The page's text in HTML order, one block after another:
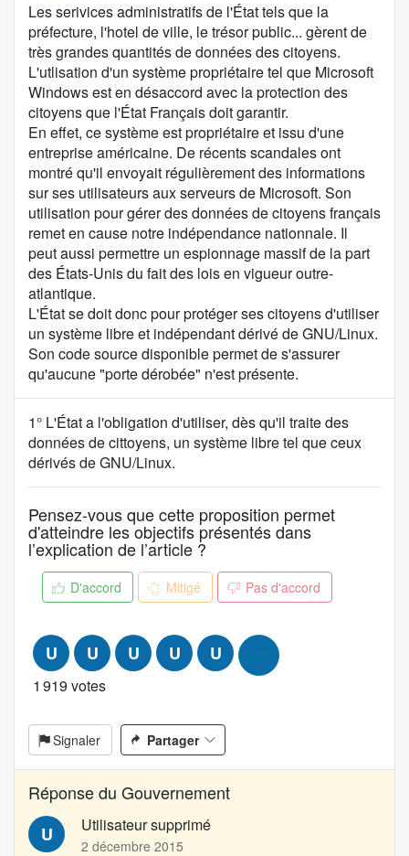
Les serivices administratifs de l'État tels que la
préfecture, l'hotel de ville, le trésor public... gèrent de
très grandes quantités de données des citoyens.
L'utlisation d'un système propriétaire tel que Microsoft
Windows est en désaccord avec la protection des
citoyens que l'État Français doit garantir.
En effet, ce système est propriétaire et issu d'une
entreprise américaine. De récents scandales ont
montré qu'il envoyait régulièrement des informations
sur ses utilisateurs aux serveurs de Microsoft. Son
utilisation pour gérer des données de citoyens français
remet en cause notre indépendance nationnale. Il
peut aussi permettre un espionnage massif de la part
des États-Unis du fait des lois en vigueur outre-
atlantique.
L'État se doit donc pour protéger ses citoyens d'utiliser
un système libre et indépendant dérivé de GNU/Linux.
Son code source disponible permet de s'assurer
qu'aucune "porte dérobée" n'est présente.
C
o
n
t
n
u
d
p
o
o
t
i
o
n
1° L'État a l'obligation d'utiliser, dès qu'il traite des
données de cittoyens, un système libre tel que ceux
dérivés de GNU/Linux.
Pensez-vous que cette proposition permet
d'atteindre les objectifs présentés dans
l’explication de l’article ?
D'accord Mitigé Pas d'accord
U U U U U
1 919 votes
Signaler Partager
Réponse du Gouvernement
U
Utilisateur supprimé
2 décembre 2015